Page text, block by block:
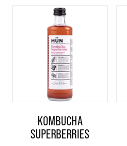
KOMBUCHA
SUPERBERRIES